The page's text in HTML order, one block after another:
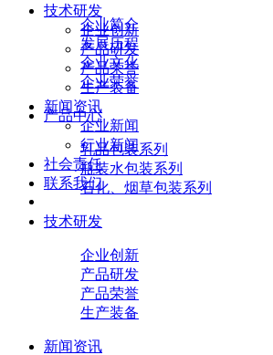
技术研发
企业创新
产品研发
产品荣誉
生产装备
新闻资讯
企业新闻
行业新闻
社会责任
联系我们
企业简介
发展历程
企业文化
企业荣誉
产品中心
乳品包装系列
瓶装水包装系列
石化、烟草包装系列
技术研发
企业创新
产品研发
产品荣誉
生产装备
新闻资讯